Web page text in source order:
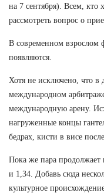
на 7 сентября). Всем, кто
рассмотреть вопрос о
В современном взрослом
появляются.
Хотя не исключено, что в
международном
международную арену.
нагруженные концы
бедрах, кисти в висе
Пока же пара продолжает
и 1,34. Добавь сюда
культурное